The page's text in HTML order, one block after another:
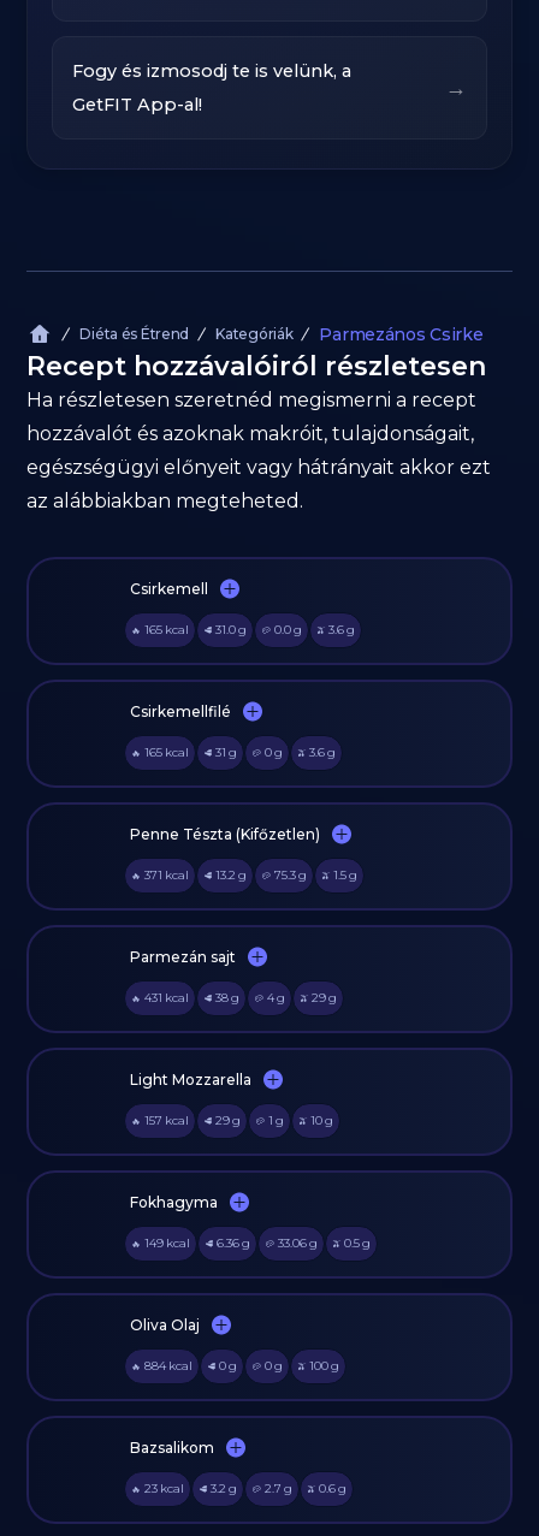
Fogy és izmosodj te is velünk, a
GetFIT App-al!
→
Diéta és Étrend Kategóriák Parmezános Csirke
Recept hozzávalóiról részletesen
Ha részletesen szeretnéd megismerni a recept
hozzávalót és azoknak makróit, tulajdonságait,
egészségügyi előnyeit vagy hátrányait akkor ezt
az alábbiakban megteheted.
Csirkemell
🔥 165 kcal 🥩 31.0g 🥔 0.0g 🫒 3.6g
Csirkemellfilé
🔥 165 kcal 🥩 31 g 🥔 0g 🫒 3.6g
Penne Tészta (Kifőzetlen)
🔥 371 kcal 🥩 13.2 g 🥔 75.3g 🫒 1.5g
Parmezán sajt
🔥 431 kcal 🥩 38g 🥔 4g 🫒 29g
Light Mozzarella
🔥 157 kcal 🥩 29g 🥔 1 g 🫒 10g
Fokhagyma
🔥 149 kcal 🥩 6.36g 🥔 33.06g 🫒 0.5g
Oliva Olaj
🔥 884 kcal 🥩 0g 🥔 0g 🫒 100g
Bazsalikom
🔥 23 kcal 🥩 3.2 g 🥔 2.7 g 🫒 0.6g